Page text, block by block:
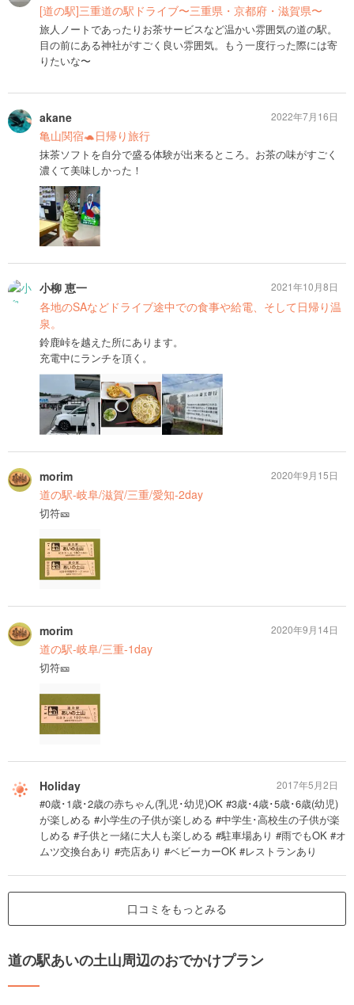
[道の駅]三重道の駅ドライブ〜三重県・京都府・滋賀県〜
旅人ノートであったりお茶サービスなど温かい雰囲気の道の駅。
目の前にある神社がすごく良い雰囲気。もう一度行った際には寄
りたいな〜
akane
亀山関宿🐢日帰り旅行
抹茶ソフトを自分で盛る体験が出来るところ。お茶の味がすごく
濃くて美味しかった！
2022年7月16日
小柳 恵一
各地のSAなどドライブ途中での食事や給電、そして日帰り温
泉。
鈴鹿峠を越えた所にあります。
充電中にランチを頂く。
2021年10月8日
morim
道の駅-岐阜/滋賀/三重/愛知-2day
切符🎫
2020年9月15日
morim
道の駅-岐阜/三重-1day
切符🎫
2020年9月14日
Holiday
#0歳･1歳･2歳の赤ちゃん(乳児･幼児)OK #3歳･4歳･5歳･6歳(幼児)
が楽しめる #小学生の子供が楽しめる #中学生･高校生の子供が楽
しめる #子供と一緒に大人も楽しめる #駐車場あり #雨でもOK #オ
ムツ交換台あり #売店あり #ベビーカーOK #レストランあり
2017年5月2日
口コミをもっとみる
道の駅あいの土山周辺のおでかけプラン